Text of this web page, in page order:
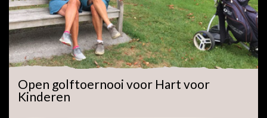
Open golftoernooi voor Hart voor
Kinderen